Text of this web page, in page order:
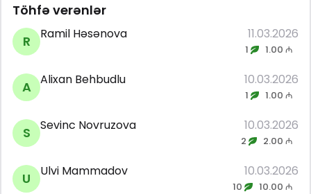
Töhfə verənlər
R
Ramil Həsənova 11.03.2026
1 1.00 ₼
A Alixan Behbudlu 10.03.2026
1 1.00 ₼
S Sevinc Novruzova 10.03.2026
2 2.00 ₼
U Ulvi Mammadov 10.03.2026
10 10.00 ₼